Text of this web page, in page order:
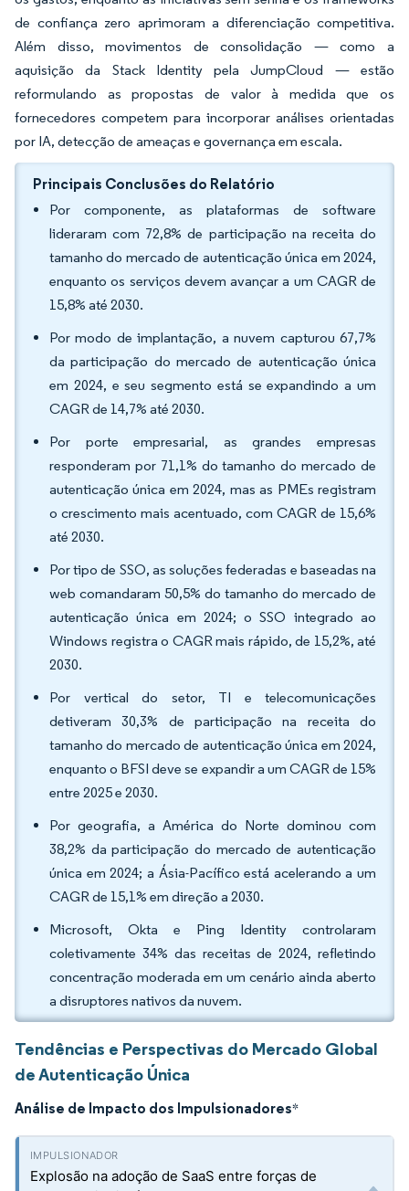
de confiança zero aprimoram a diferenciação competitiva.
Além disso, movimentos de consolidação — como a
aquisição da Stack Identity pela JumpCloud — estão
reformulando as propostas de valor à medida que os
fornecedores competem para incorporar análises orientadas
por IA, detecção de ameaças e governança em escala.
Principais Conclusões do Relatório
Por componente, as plataformas de software
lideraram com 72,8% de participação na receita do
tamanho do mercado de autenticação única em 2024,
enquanto os serviços devem avançar a um CAGR de
15,8% até 2030.
Por modo de implantação, a nuvem capturou 67,7%
da participação do mercado de autenticação única
em 2024, e seu segmento está se expandindo a um
CAGR de 14,7% até 2030.
Por porte empresarial, as grandes empresas
responderam por 71,1% do tamanho do mercado de
autenticação única em 2024, mas as PMEs registram
o crescimento mais acentuado, com CAGR de 15,6%
até 2030.
Por tipo de SSO, as soluções federadas e baseadas na
web comandaram 50,5% do tamanho do mercado de
autenticação única em 2024; o SSO integrado ao
Windows registra o CAGR mais rápido, de 15,2%, até
2030.
Por vertical do setor, TI e telecomunicações
detiveram 30,3% de participação na receita do
tamanho do mercado de autenticação única em 2024,
enquanto o BFSI deve se expandir a um CAGR de 15%
entre 2025 e 2030.
Por geografia, a América do Norte dominou com
38,2% da participação do mercado de autenticação
única em 2024; a Ásia-Pacífico está acelerando a um
CAGR de 15,1% em direção a 2030.
Microsoft, Okta e Ping Identity controlaram
coletivamente 34% das receitas de 2024, refletindo
concentração moderada em um cenário ainda aberto
a disruptores nativos da nuvem.
Tendências e Perspectivas do Mercado Global
de Autenticação Única
Análise de Impacto dos Impulsionadores*
Explosão na adoção de SaaS entre forças de